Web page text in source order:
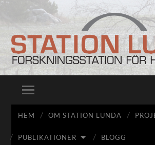
Station
Lunda
Slå
på/av
mobilmeny
HEM OM STATION LUNDA
PUBLIKATIONER BLOGG